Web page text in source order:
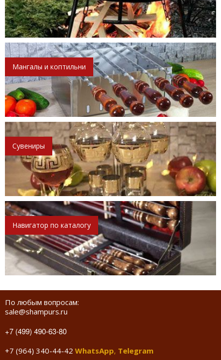
Мангалы и коптильни
Сувениры
Навигатор по каталогу
По любым вопросам:
sale@shampurs.ru
+7 (499) 490-63-80
+7 (964) 340-44-42 WhatsApp, Telegram